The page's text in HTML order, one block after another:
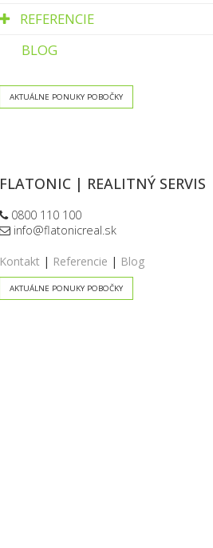
REFERENCIE
BLOG
AKTUÁLNE PONUKY POBOČKY
FLATONIC | REALITNÝ SERVIS
0800 110 100
info@flatonicreal.sk
Kontakt | Referencie | Blog
AKTUÁLNE PONUKY POBOČKY